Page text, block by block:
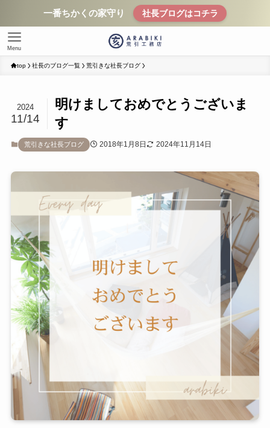
一番ちかくの家守り 社長ブログはコチラ
Menu
top 社長のブログ一覧 荒引きな社長ブログ
明けましておめでとうございま
す
2024
11/14
荒引きな社長ブログ 2018年1月8日 2024年11月14日